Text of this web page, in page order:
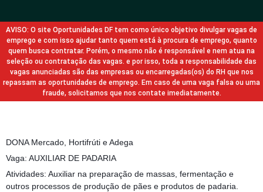
AVISO: O site Oportunidades DF tem como único objetivo divulgar vagas de
emprego e com isso ajudar tanto quem está à procura de emprego, quanto
quem busca contratar. Porém, o mesmo não é responsável e nem atua na
seleção ou contratação das vagas. e por isso, toda a responsabilidade das
vagas anunciadas são das empresas ou encarregadas(os) do RH que nos
repassam as oportunidades de emprego. Em caso de uma vaga falsa ou uma
fraude, solicitamos que nos contate imediatamente.
DONA Mercado, Hortifrúti e Adega
Vaga: AUXILIAR DE PADARIA
Atividades: Auxiliar na preparação de massas, fermentação e
outros processos de produção de pães e produtos de padaria.